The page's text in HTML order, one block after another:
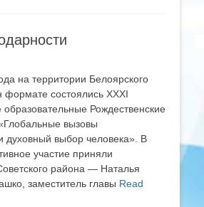
на территории Белоярского
формате состоялись XXXI
Рождественские
вызовы
духовный выбор человека». В
участие приняли
района — Наталья
заместитель главы Read